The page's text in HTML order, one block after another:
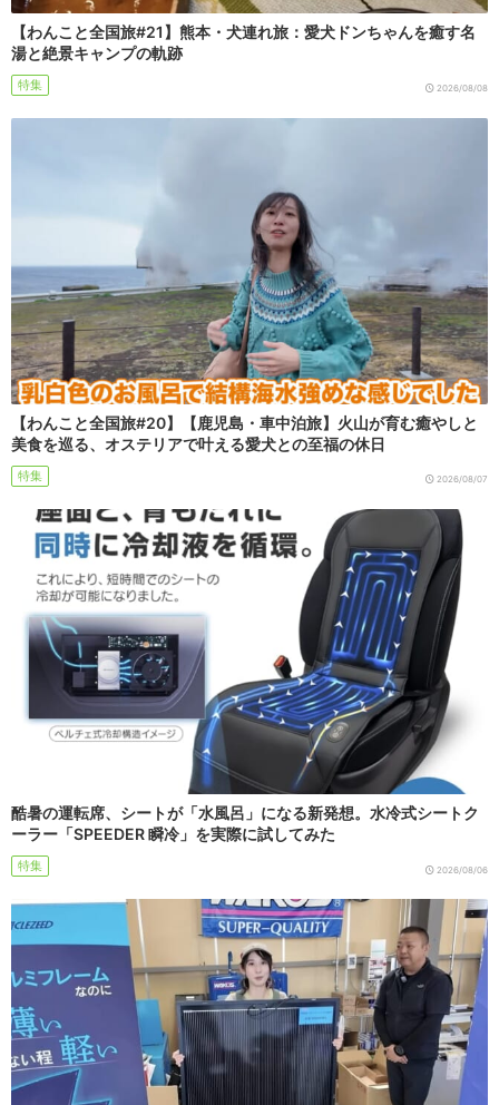
【わんこと全国旅#21】熊本・犬連れ旅：愛犬ドンちゃんを癒す名
湯と絶景キャンプの軌跡
特集 2026/08/08
【わんこと全国旅#20】【鹿児島・車中泊旅】火山が育む癒やしと
美食を巡る、オステリアで叶える愛犬との至福の休日
特集 2026/08/07
酷暑の運転席、シートが「水風呂」になる新発想。水冷式シートク
ーラー「SPEEDER 瞬冷」を実際に試してみた
特集 2026/08/06